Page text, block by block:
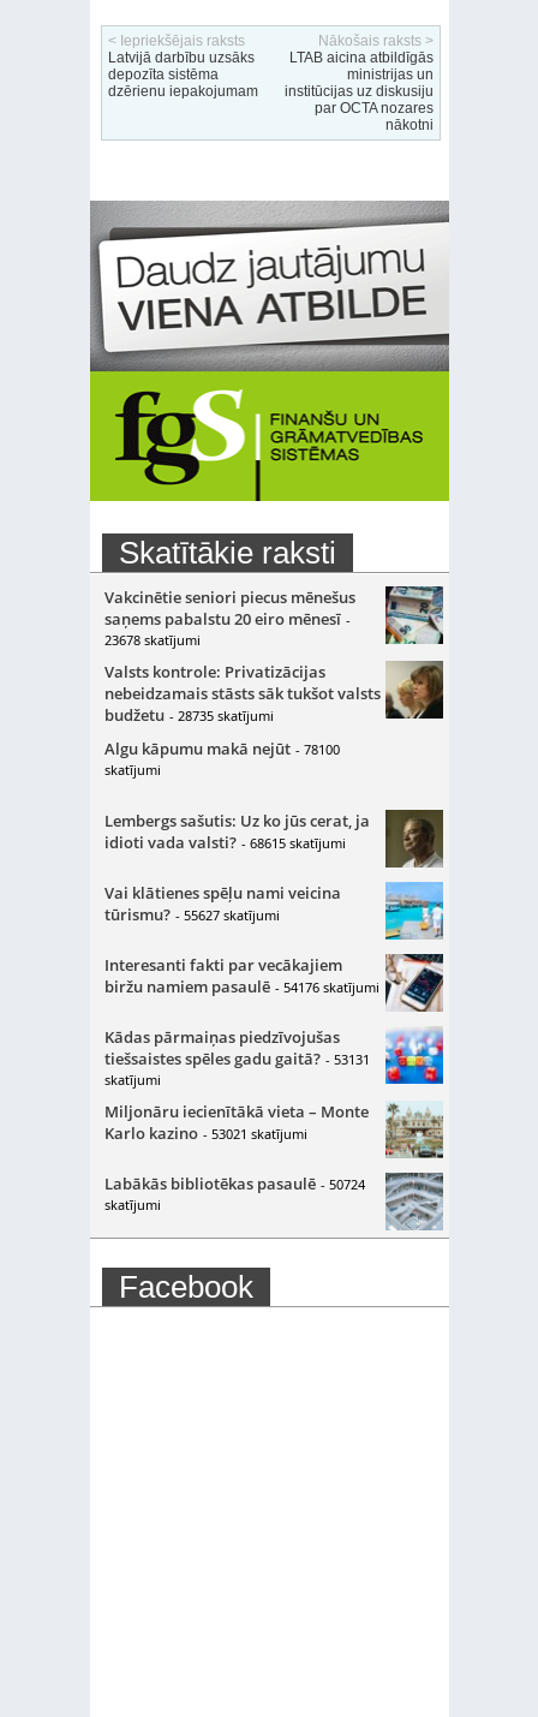
< Iepriekšējais raksts
Latvijā darbību uzsāks
depozīta sistēma
dzērienu iepakojumam
Nākošais raksts >
LTAB aicina atbildīgās
ministrijas un
institūcijas uz diskusiju
par OCTA nozares
nākotni
Skatītākie raksti
Vakcinētie seniori piecus mēnešus
saņems pabalstu 20 eiro mēnesī -
23678 skatījumi
Valsts kontrole: Privatizācijas
nebeidzamais stāsts sāk tukšot valsts
budžetu - 28735 skatījumi
Algu kāpumu makā nejūt - 78100
skatījumi
Lembergs sašutis: Uz ko jūs cerat, ja
idioti vada valsti? - 68615 skatījumi
Vai klātienes spēļu nami veicina
tūrismu? - 55627 skatījumi
Interesanti fakti par vecākajiem
biržu namiem pasaulē - 54176 skatījumi
Kādas pārmaiņas piedzīvojušas
tiešsaistes spēles gadu gaitā? - 53131
skatījumi
Miljonāru iecienītākā vieta – Monte
Karlo kazino - 53021 skatījumi
Labākās bibliotēkas pasaulē - 50724
skatījumi
Facebook